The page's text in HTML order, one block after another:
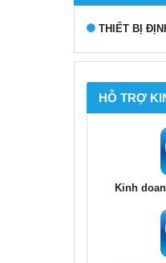
THIẾT BỊ
HỖ TRỢ
Kinh